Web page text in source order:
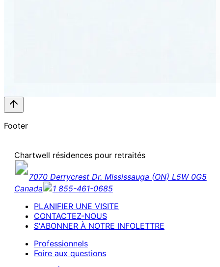
Footer
Chartwell résidences pour retraités
7070 Derrycrest Dr. Mississauga (ON) L5W 0G5
Canada
1 855-461-0685
PLANIFIER UNE VISITE
CONTACTEZ-NOUS
S'ABONNER À NOTRE INFOLETTRE
Professionnels
Foire aux questions